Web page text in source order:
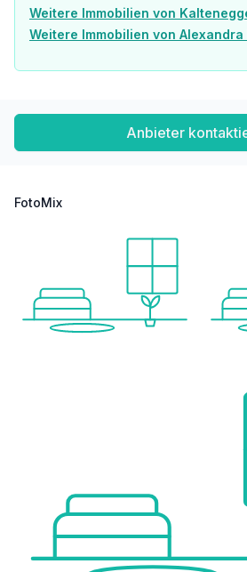
Weitere Immobilien von
Weitere Immobilien von Alexandra
Anbieter
FotoMix